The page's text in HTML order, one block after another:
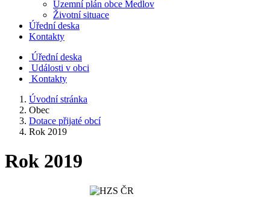
Územní plán obce Medlov
Životní situace
Úřední deska
Kontakty
Úřední deska
Události v obci
Kontakty
Úvodní stránka
Obec
Dotace přijaté obcí
Rok 2019
Rok 2019